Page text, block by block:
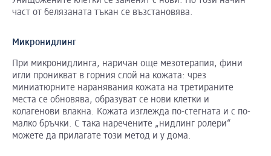
част от белязаната тъкан се възстановява.
Микронидлинг
При микронидлинга, наричан още мезотерапия, фини
игли проникват в горния слой на кожата: чрез
миниатюрните наранявания кожата на третираните
места се обновява, образуват се нови клетки и
колагенови влакна. Кожата изглежда по-стегната и с по-
малко бръчки. С така наречените „нидлинг ролери“
можете да прилагате този метод и у дома.